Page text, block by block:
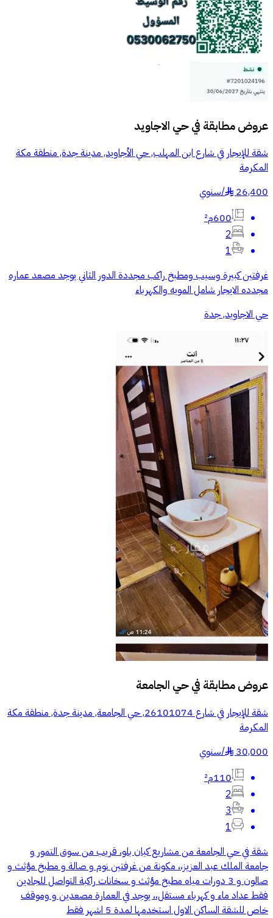
عروض مطابقة فيحي الاجاويد
شقة للإيجار في شارع ابن المهلب, حي الأجاويد, مدينة جدة, منطقة مكة
المكرمة
26,400
§
/سنوي
600م²
2
1
غرفتين كبيرة وسيب ومطبخ راكب مجددة الدور الثاني يوجد مصعد عماره
مجدده الايجار شامل المويه والكهرباء
حي الاجاويد, جدة
عروض مطابقة فيحي الجامعة
شقة للإيجار في شارع 26101074, حي الجامعة, مدينة جدة, منطقة مكة
المكرمة
30,000
§
/سنوي
110م²
2
3
1
شقة في حي الجامعة من مشاريع كيان بلو، قريب من سوق التمور و
جامعة الملك عبد العزيز،، مكونة من غرفتين نوم و صالة و مطبخ مؤثث و
صالون و 3 دورات مياه مطبخ مؤثث و سخانات راكبة التواصل للجادين
فقط عداد ماء و كهرباء مستقل،، يوجد في العمارة مصعدين و وموقف
خاص للشقة الساكن الاول استخدمها لمدة 5 اشهر فقط